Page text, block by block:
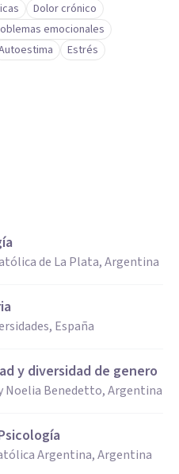
Dolor crónico
emocionales
Estrés
de La Plata, Argentina
España
y diversidad de genero
Noelia Benedetto, Argentina
Argentina, Argentina